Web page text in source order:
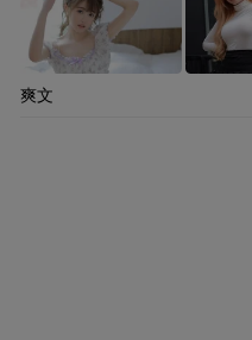
爽文